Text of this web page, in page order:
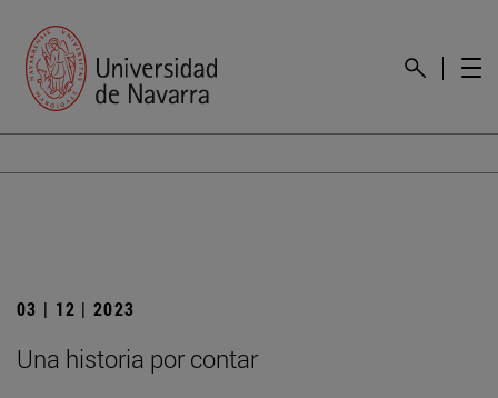
03 | 12 | 2023
Una historia por contar